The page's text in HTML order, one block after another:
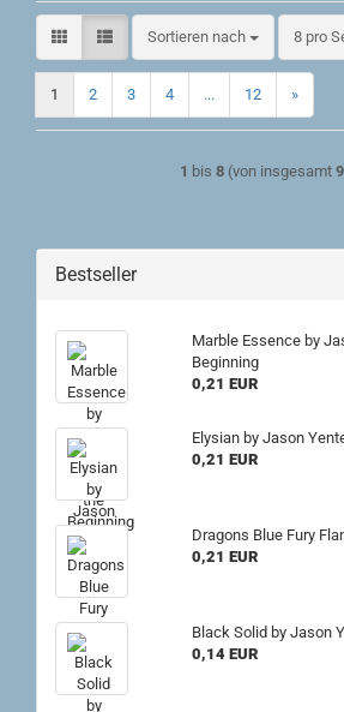
Sortieren nach
Sortieren nach 8 pro
pro
1 2 3 4 ... 12 »
1 bis 8(von insgesamt
Bestseller
Marble Essence by
Beginning
0,21 EUR
Elysian by Jason
0,21 EUR
Dragons Blue Fury
0,21 EUR
Black Solid by Jason
0,14 EUR